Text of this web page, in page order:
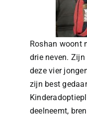
Roshan woont
drie neven.
deze vier
zijn best
deelneemt,